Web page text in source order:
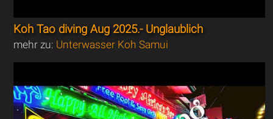
Koh Tao diving Aug 2025.- Unglaublich
mehr zu: Unterwasser Koh Samui